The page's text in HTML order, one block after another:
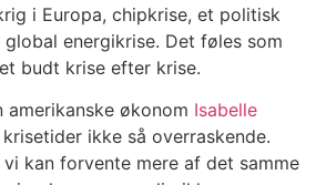
i Europa, chipkrise, et politisk
energikrise. Det føles som
budt krise efter krise.
amerikanske økonom Isabelle
ikke så overraskende.
kan forvente mere af det samme